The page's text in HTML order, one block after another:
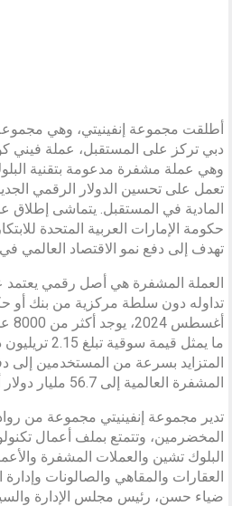
أطلقت مجموعة إنفينيتي، وهي
وهي عملة مشفرة مدعومة بتقنية
تعمل على تحسين الدولار الرقمي
المادية في المستقبل. يتماشى إطلاق
حكومة الإمارات العربية المتحدة
تهدف إلى دفع نمو الاقتصاد العالمي
العملة المشفرة هي أصل رقمي يعتمد
ما يمثل قيمة
المتزايد بسرعة من المستخدمين إلى
المشفرة العالمية إلى 56.7 مليار دولار أمريكي هذا العام.
تدير مجموعة إنفينيتي مجموعة من
المخضرمين، وتتمتع بملف أعمال
البلوك تشين والعملات المشفرة
العقارات والمقاهي والصالونات وإدارة
ضياء حسن، رئيس مجلس الإدارة